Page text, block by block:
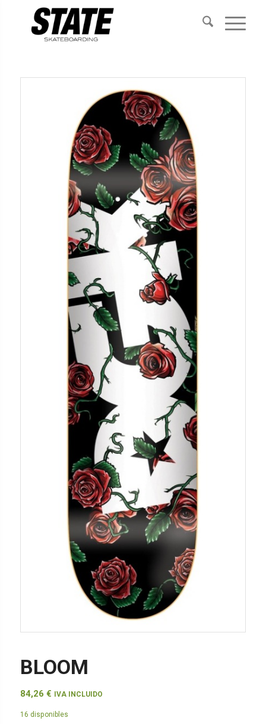
BLOOM
84,26 € IVA INCLUIDO
16 disponibles